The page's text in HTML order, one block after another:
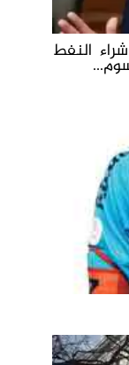
النفط